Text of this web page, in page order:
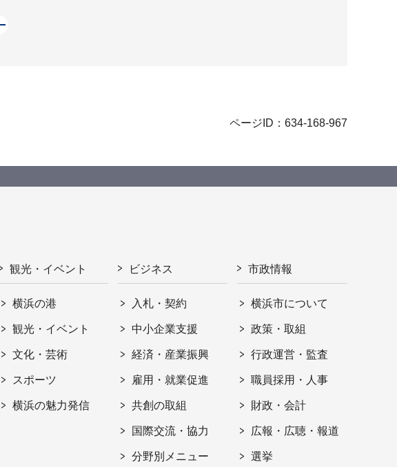
ページID：634-168-967
観光・イベント
横浜の港
観光・イベント
文化・芸術
スポーツ
横浜の魅力発信
ビジネス
入札・契約
中小企業支援
経済・産業振興
雇用・就業促進
共創の取組
国際交流・協力
分野別メニュー
市政情報
横浜市について
政策・取組
行政運営・監査
職員採用・人事
財政・会計
広報・広聴・報道
選挙